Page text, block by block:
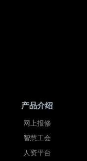
产品介绍
网上报修
智慧工会
人资平台